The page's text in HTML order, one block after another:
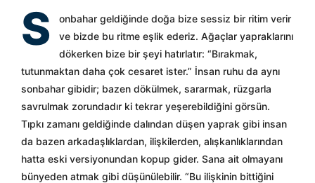
S
onbahar geldiğinde doğa bize sessiz bir ritim verir
ve bizde bu ritme eşlik ederiz. Ağaçlar yapraklarını
dökerken bize bir şeyi hatırlatır: “Bırakmak,
tutunmaktan daha çok cesaret ister.” İnsan ruhu da aynı
sonbahar gibidir; bazen dökülmek, sararmak, rüzgarla
savrulmak zorundadır ki tekrar yeşerebildiğini görsün.
Tıpkı zamanı geldiğinde dalından düşen yaprak gibi insan
da bazen arkadaşlıklardan, ilişkilerden, alışkanlıklarından
hatta eski versiyonundan kopup gider. Sana ait olmayanı
bünyeden atmak gibi düşünülebilir. “Bu ilişkinin bittiğini